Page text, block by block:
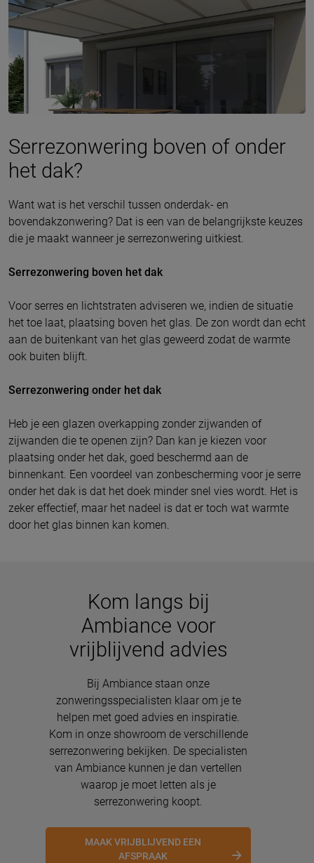
Serrezonwering boven of onder
het dak?
Want wat is het verschil tussen onderdak- en
bovendakzonwering? Dat is een van de belangrijkste keuzes
die je maakt wanneer je serrezonwering uitkiest.
Serrezonwering boven het dak
Voor serres en lichtstraten adviseren we, indien de situatie
het toe laat, plaatsing boven het glas. De zon wordt dan echt
aan de buitenkant van het glas geweerd zodat de warmte
ook buiten blijft.
Serrezonwering onder het dak
Heb je een glazen overkapping zonder zijwanden of
zijwanden die te openen zijn? Dan kan je kiezen voor
plaatsing onder het dak, goed beschermd aan de
binnenkant. Een voordeel van zonbescherming voor je serre
onder het dak is dat het doek minder snel vies wordt. Het is
zeker effectief, maar het nadeel is dat er toch wat warmte
door het glas binnen kan komen.
Kom langs bij
Ambiance voor
vrijblijvend advies
Bij Ambiance staan onze
zonweringsspecialisten klaar om je te
helpen met goed advies en inspiratie.
Kom in onze showroom de verschillende
serrezonwering bekijken. De specialisten
van Ambiance kunnen je dan vertellen
waarop je moet letten als je
serrezonwering koopt.
MAAK VRIJBLIJVEND EEN
AFSPRAAK